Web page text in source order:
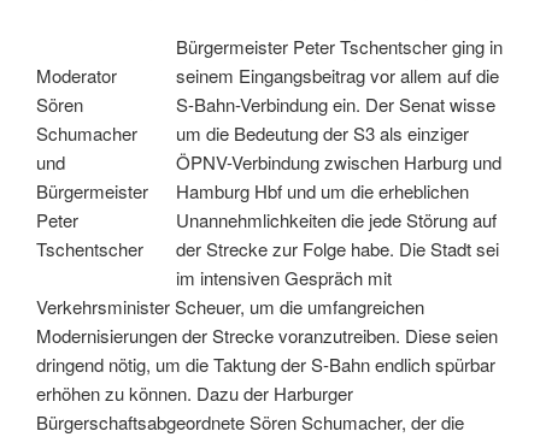
Moderator
Sören
Schumacher
und
Bürgermeister
Peter
Tschentscher
Bürgermeister Peter Tschentscher ging in
seinem Eingangsbeitrag vor allem auf die
S-Bahn-Verbindung ein. Der Senat wisse
um die Bedeutung der S3 als einziger
ÖPNV-Verbindung zwischen Harburg und
Hamburg Hbf und um die erheblichen
Unannehmlichkeiten die jede Störung auf
der Strecke zur Folge habe. Die Stadt sei
im intensiven Gespräch mit
Verkehrsminister Scheuer, um die umfangreichen
Modernisierungen der Strecke voranzutreiben. Diese seien
dringend nötig, um die Taktung der S-Bahn endlich spürbar
erhöhen zu können. Dazu der Harburger
Bürgerschaftsabgeordnete Sören Schumacher, der die